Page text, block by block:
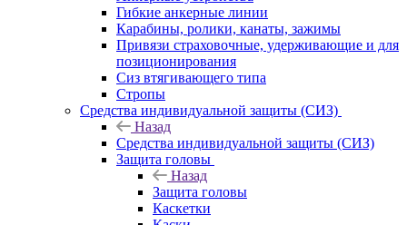
Гибкие анкерные линии
Карабины, ролики, канаты, зажимы
Привязи страховочные, удерживающие и для
позиционирования
Сиз втягивающего типа
Стропы
Средства индивидуальной защиты (СИЗ)
Назад
Средства индивидуальной защиты (СИЗ)
Защита головы
Назад
Защита головы
Каскетки